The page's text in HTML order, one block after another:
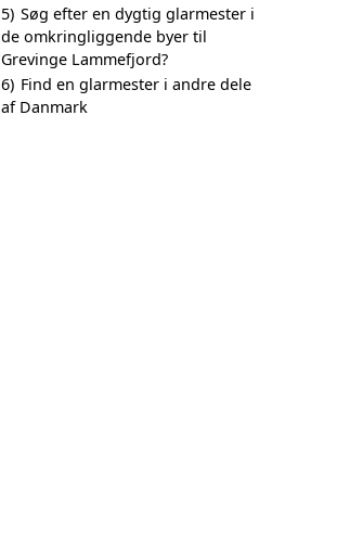
5) Søg efter en dygtig glarmester i
de omkringliggende byer til
Grevinge Lammefjord?
6) Find en glarmester i andre dele
af Danmark